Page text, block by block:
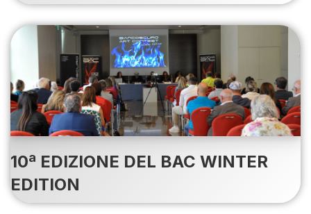
10ª EDIZIONE DEL BAC WINTER
EDITION